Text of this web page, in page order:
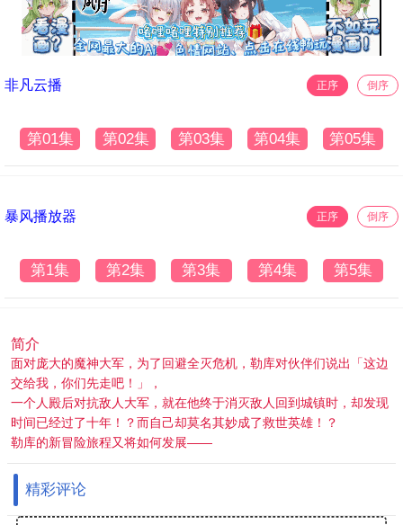
非凡云播 正序 倒序
第01集 第02集 第03集 第04集 第05集
暴风播放器 正序 倒序
第1集 第2集 第3集 第4集 第5集
简介
面对庞大的魔神大军，为了回避全灭危机，勒库对伙伴们说出「这边
交给我，你们先走吧！」，
一个人殿后对抗敌人大军，就在他终于消灭敌人回到城镇时，却发现
时间已经过了十年！？而自己却莫名其妙成了救世英雄！？
勒库的新冒险旅程又将如何发展——
精彩评论